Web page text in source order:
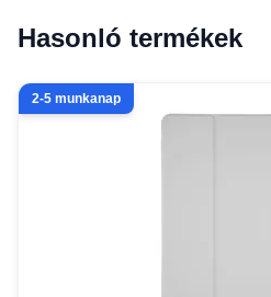
Hasonló termékek
2-5 munkanap